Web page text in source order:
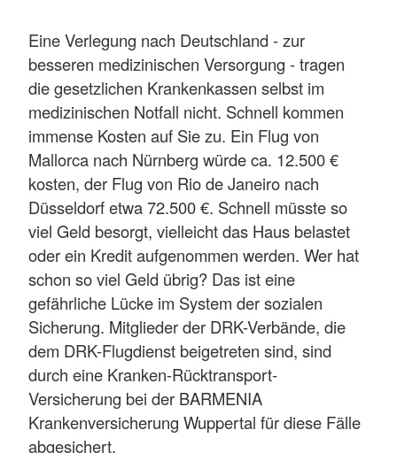
Eine Verlegung nach Deutschland - zur
besseren medizinischen Versorgung - tragen
die gesetzlichen Krankenkassen selbst im
medizinischen Notfall nicht. Schnell kommen
immense Kosten auf Sie zu. Ein Flug von
Mallorca nach Nürnberg würde ca. 12.500 €
kosten, der Flug von Rio de Janeiro nach
Düsseldorf etwa 72.500 €. Schnell müsste so
viel Geld besorgt, vielleicht das Haus belastet
oder ein Kredit aufgenommen werden. Wer hat
schon so viel Geld übrig? Das ist eine
gefährliche Lücke im System der sozialen
Sicherung. Mitglieder der DRK-Verbände, die
dem DRK-Flugdienst beigetreten sind, sind
durch eine Kranken-Rücktransport-
Versicherung bei der BARMENIA
Krankenversicherung Wuppertal für diese Fälle
abgesichert.